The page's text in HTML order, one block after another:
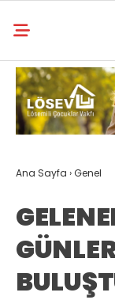
Ana Sayfa ›Genel